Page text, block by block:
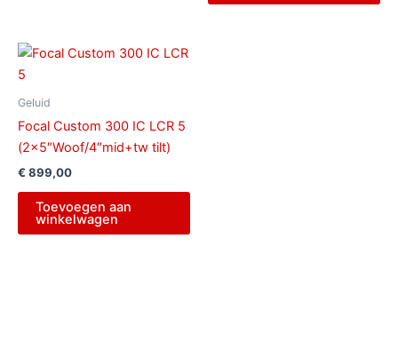
Geluid
Focal Custom 300 IC LCR 5
(2×5″Woof/4″mid+tw tilt)
€ 899,00
Toevoegen aan
winkelwagen